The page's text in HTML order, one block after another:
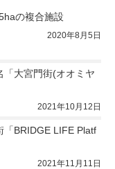
の複合施設
2020年8月5日
「大宮門街(オオミヤ
2021年10月12日
「BRIDGE LIFE Platf
2021年11月11日